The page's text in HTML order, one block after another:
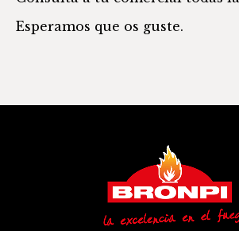
Esperamos que os guste.